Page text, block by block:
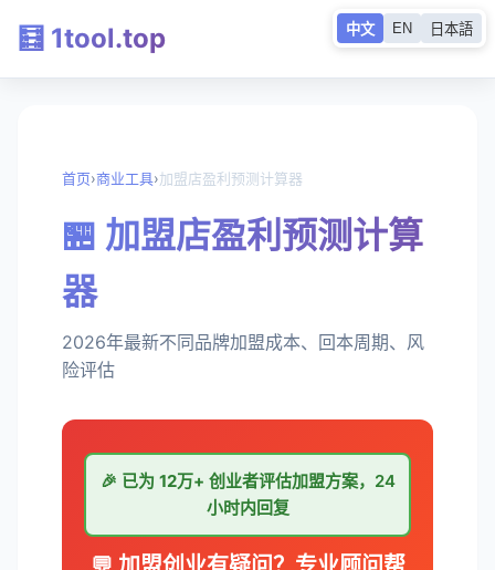
中文 EN 日本語
🧮 1tool.top
首页›商业工具›加盟店盈利预测计算器
🏪 加盟店盈利预测计算
器
2026年最新不同品牌加盟成本、回本周期、风
险评估
🎉 已为 12万+ 创业者评估加盟方案，24
小时内回复